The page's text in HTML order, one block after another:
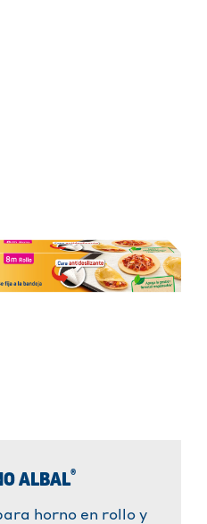
ALBAL®
horno en rollo y